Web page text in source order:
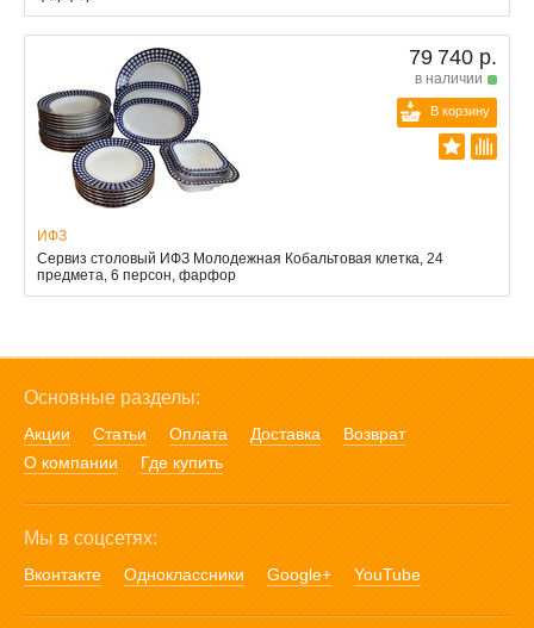
79 740 р.
в наличии
В корзину
ИФЗ
Сервиз столовый ИФЗ Молодежная Кобальтовая клетка, 24
предмета, 6 персон, фарфор
Основные разделы:
Акции Статьи Оплата Доставка
Возврат
О компании
Где купить
Мы в соцсетях:
Вконтакте Одноклассники Google+ YouTube